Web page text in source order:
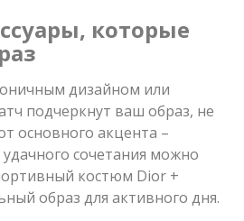
которые
дизайном или
подчеркнут ваш образ, не
основного акцента –
сочетания можно
костюм Dior +
образ для активного дня.